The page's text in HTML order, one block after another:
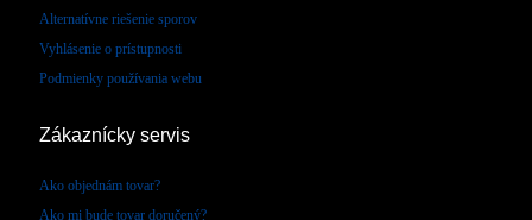
Alternatívne riešenie sporov
Vyhlásenie o prístupnosti
Podmienky používania webu
Zákaznícky servis
Ako objednám tovar?
Ako mi bude tovar doručený?